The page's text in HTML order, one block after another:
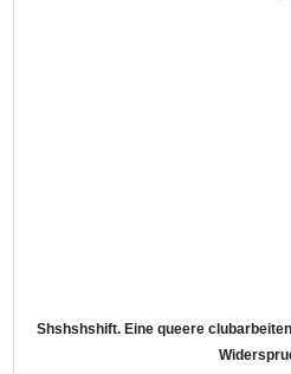
Shshshshift. Eine queere